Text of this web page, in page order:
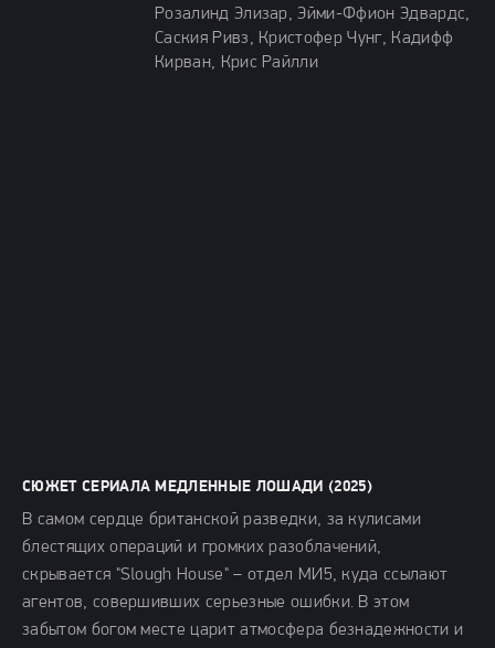
Розалинд Элизар, Эйми-Ффион Эдвардс,
Саския Ривз, Кристофер Чунг, Кадифф
Кирван, Крис Райлли
СЮЖЕТ СЕРИАЛА МЕДЛЕННЫЕ ЛОШАДИ (2025)
В самом сердце британской разведки, за кулисами
блестящих операций и громких разоблачений,
скрывается "Slough House" – отдел МИ5, куда ссылают
агентов, совершивших серьезные ошибки. В этом
забытом богом месте царит атмосфера безнадежности и